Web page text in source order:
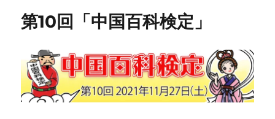
第10回「中国百科検定」